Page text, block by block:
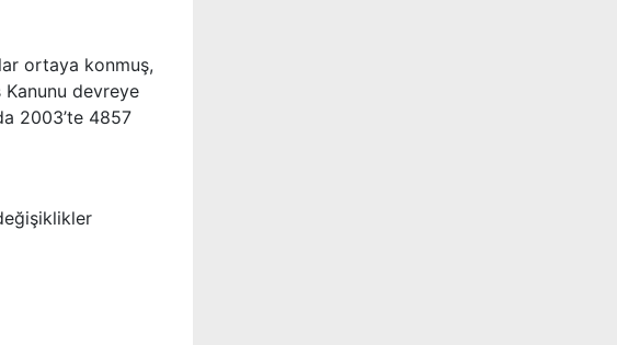
ortaya konmuş,
Kanunu devreye
2003’te 4857